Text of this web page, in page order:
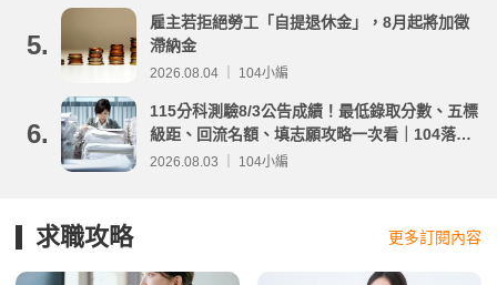
5.
雇主若拒絕勞工「自提退休金」，8月起將加徵
滯納金
2026.08.04 ｜ 104小編
6.
115分科測驗8/3公告成績！最低錄取分數、五標
級距、回流名額、填志願攻略一次看｜104落點
分析
2026.08.03 ｜ 104小編
求職攻略 更多訂閱內容